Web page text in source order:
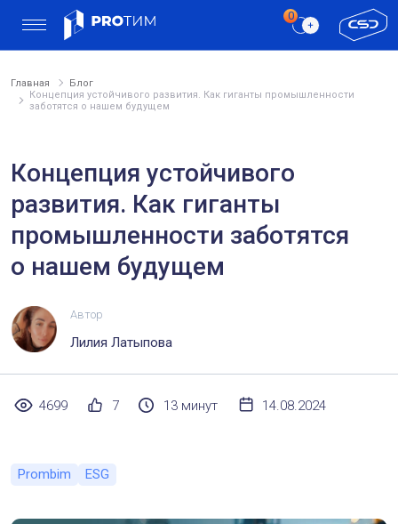
Главная
Блог
Концепция устойчивого развития. Как гиганты промышленности
заботятся о нашем будущем
Концепция устойчивого
развития. Как гиганты
промышленности заботятся
о нашем будущем
Автор
Лилия Латыпова
4699 7 13 минут 14.08.2024
Prombim ESG